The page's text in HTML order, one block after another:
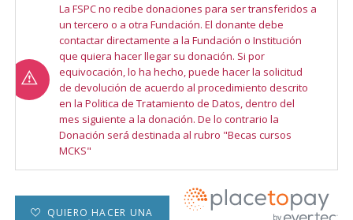
La FSPC no recibe donaciones para ser transferidos a
un tercero o a otra Fundación. El donante debe
contactar directamente a la Fundación o Institución
que quiera hacer llegar su donación. Si por
equivocación, lo ha hecho, puede hacer la solicitud
de devolución de acuerdo al procedimiento descrito
en la Politica de Tratamiento de Datos, dentro del
mes siguiente a la donación. De lo contrario la
Donación será destinada al rubro "Becas cursos
MCKS"
QUIERO HACER UNA